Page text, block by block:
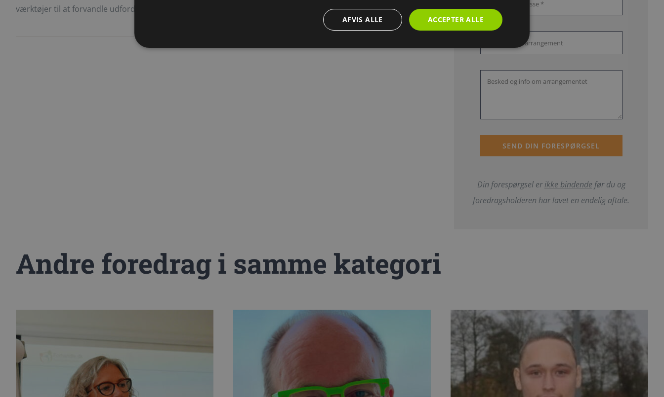
værktøjer til at forvandle udfordringer til muligheder.
SEND DIN FORESPØRGSEL
Din forespørgsel erikke bindende før du og
foredragsholderen har lavet en endelig aftale.
Andre foredrag i samme kategori
ACCEPTER ALLE
AFVIS ALLE